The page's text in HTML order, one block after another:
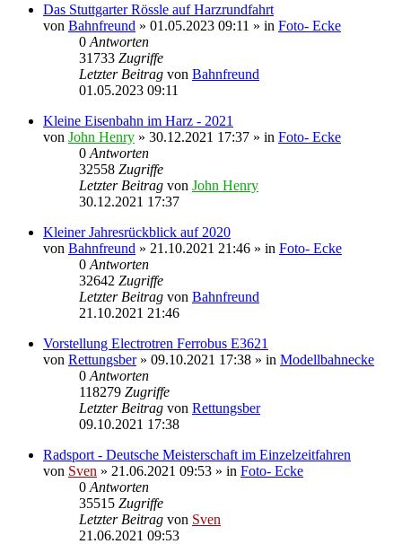
Das Stuttgarter Rössle auf Harzrundfahrt
von Bahnfreund » 01.05.2023 09:11 » in Foto- Ecke
0 Antworten
31733 Zugriffe
Letzter Beitrag von Bahnfreund
01.05.2023 09:11
Kleine Eisenbahn im Harz - 2021
von John Henry » 30.12.2021 17:37 » in Foto- Ecke
0 Antworten
32558 Zugriffe
Letzter Beitrag von John Henry
30.12.2021 17:37
Kleiner Jahresrückblick auf 2020
von Bahnfreund » 21.10.2021 21:46 » in Foto- Ecke
0 Antworten
32642 Zugriffe
Letzter Beitrag von Bahnfreund
21.10.2021 21:46
Vorstellung Electrotren Ferrobus E3621
von Rettungsber» 09.10.2021 17:38 » in Modellbahnecke
0 Antworten
118279 Zugriffe
Letzter Beitrag von Rettungsber
09.10.2021 17:38
Radsport - Deutsche Meisterschaft im Einzelzeitfahren
von Sven » 21.06.2021 09:53 » in Foto- Ecke
0 Antworten
35515 Zugriffe
Letzter Beitrag von Sven
21.06.2021 09:53